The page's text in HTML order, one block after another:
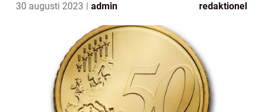
30 augusti 2023 admin redaktionel